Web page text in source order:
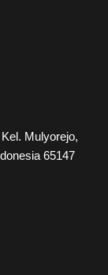
Mulyorejo,
65147